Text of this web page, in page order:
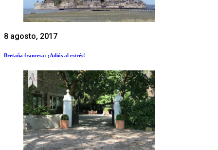
8 agosto, 2017
Bretaña francesa: ¡Adiós al estrés!